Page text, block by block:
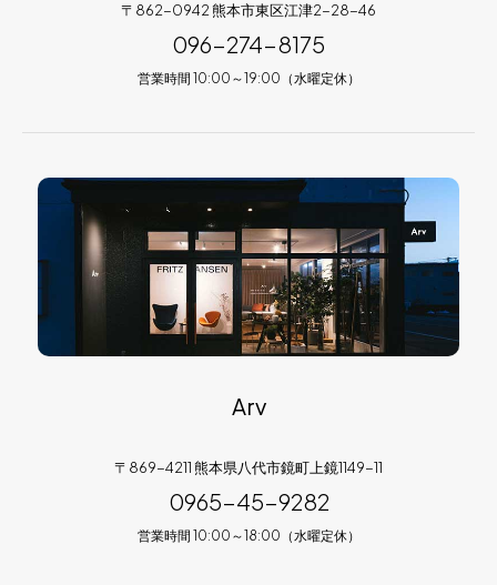
〒862-0942 熊本市東区江津2-28-46
096-274-8175
営業時間 10:00～19:00（水曜定休）
Arv
〒869-4211 熊本県八代市鏡町上鏡1149-11
0965-45-9282
営業時間 10:00～18:00（水曜定休）